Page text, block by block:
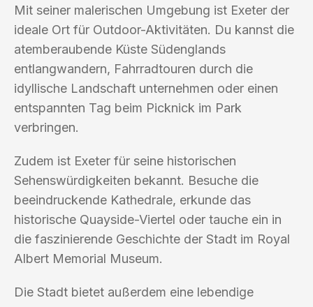
Mit seiner malerischen Umgebung ist Exeter der
ideale Ort für Outdoor-Aktivitäten. Du kannst die
atemberaubende Küste Südenglands
entlangwandern, Fahrradtouren durch die
idyllische Landschaft unternehmen oder einen
entspannten Tag beim Picknick im Park
verbringen.
Zudem ist Exeter für seine historischen
Sehenswürdigkeiten bekannt. Besuche die
beeindruckende Kathedrale, erkunde das
historische Quayside-Viertel oder tauche ein in
die faszinierende Geschichte der Stadt im Royal
Albert Memorial Museum.
Die Stadt bietet außerdem eine lebendige